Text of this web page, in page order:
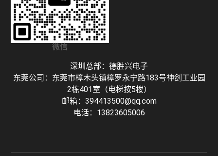
微信
深圳总部：德胜兴电子
东莞公司：东莞市樟木头镇樟罗永宁路183号神剑工业园
2栋401室（电梯按5楼）
邮箱：394413500@qq.com
电话：13823605006